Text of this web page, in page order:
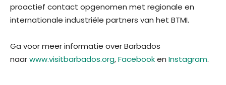
proactief contact opgenomen met regionale en
internationale industriële partners van het BTMI.
Ga voor meer informatie over Barbados
naarwww.visitbarbados.org,Facebooken Instagram.